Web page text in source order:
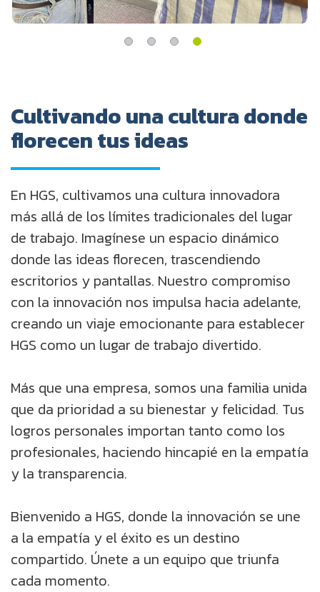
Cultivando una cultura donde
florecen tus ideas
En HGS, cultivamos una cultura innovadora
más allá de los límites tradicionales del lugar
de trabajo. Imagínese un espacio dinámico
donde las ideas florecen, trascendiendo
escritorios y pantallas. Nuestro compromiso
con la innovación nos impulsa hacia adelante,
creando un viaje emocionante para establecer
HGS como un lugar de trabajo divertido.
Más que una empresa, somos una familia unida
que da prioridad a su bienestar y felicidad. Tus
logros personales importan tanto como los
profesionales, haciendo hincapié en la empatía
y la transparencia.
Bienvenido a HGS, donde la innovación se une
a la empatía y el éxito es un destino
compartido. Únete a un equipo que triunfa
cada momento.